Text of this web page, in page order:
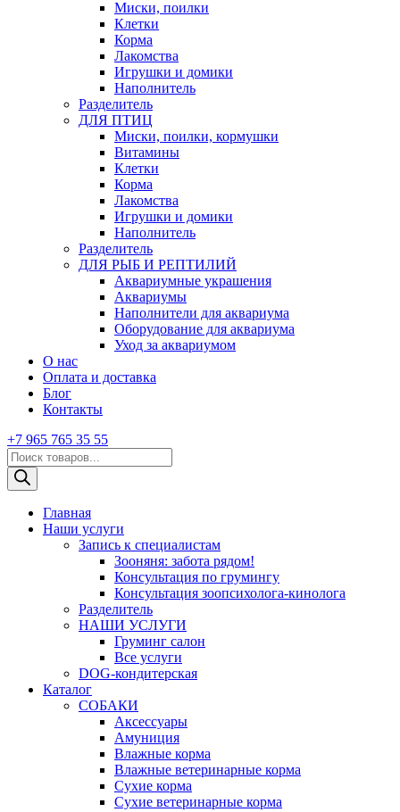
Миски, поилки
Клетки
Корма
Лакомства
Игрушки и домики
Наполнитель
Разделитель
ДЛЯ ПТИЦ
Миски, поилки, кормушки
Витамины
Клетки
Корма
Лакомства
Игрушки и домики
Наполнитель
Разделитель
ДЛЯ РЫБ И РЕПТИЛИЙ
Аквариумные украшения
Аквариумы
Наполнители для аквариума
Оборудование для аквариума
Уход за аквариумом
О нас
Оплата и доставка
Блог
Контакты
+7 965 765 35 55
Поиск
товаров
Главная
Наши услуги
Запись к специалистам
Зооняня: забота рядом!
Консультация по грумингу
Консультация зоопсихолога-кинолога
Pазделитель
НАШИ УСЛУГИ
Груминг салон
Все услуги
DOG-кондитерская
Каталог
СОБАКИ
Аксессуары
Амуниция
Влажные корма
Влажные ветеринарные корма
Сухие корма
Сухие ветеринарные корма